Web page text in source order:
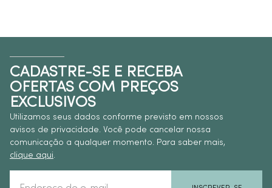
CADASTRE-SE E RECEBA
OFERTAS COM PREÇOS
EXCLUSIVOS
Utilizamos seus dados conforme previsto em nossos
avisos de privacidade. Você pode cancelar nossa
comunicação a qualquer momento. Para saber mais,
clique aqui.